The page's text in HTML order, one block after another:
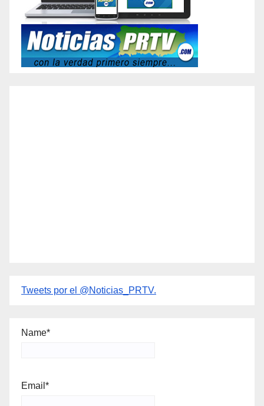
Tweets por el @Noticias_PRTV.
Name*
Email*